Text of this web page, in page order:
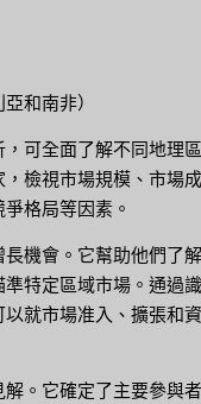
和南非）
可全面了解不同地理
檢視市場規模、市場
格局等因素。
機會。它幫助他們了
特定區域市場。通過
就市場准入、擴張和
。它確定了主要參與